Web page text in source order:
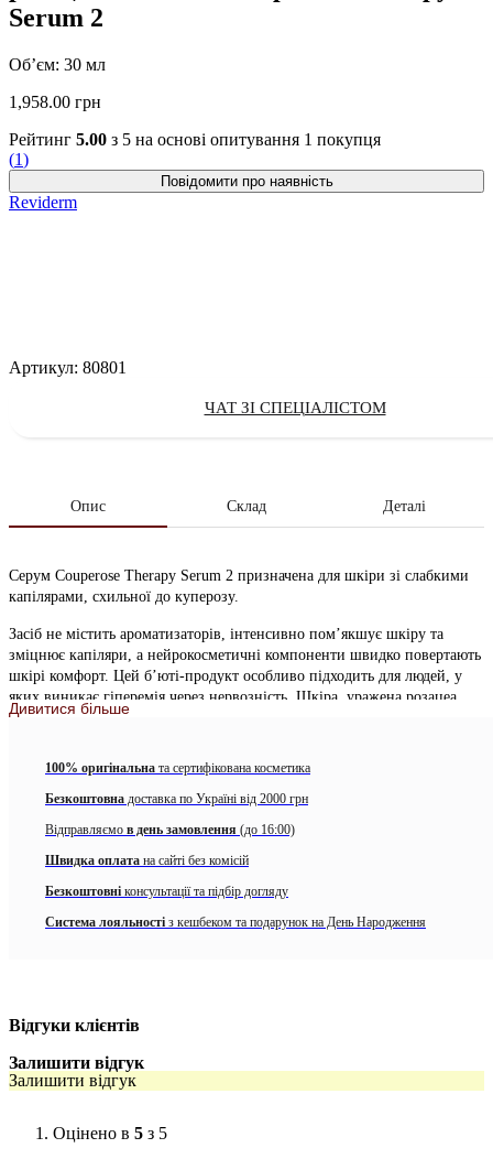
Serum 2
Об’єм: 30 мл
1,958.00 грн
Рейтинг 5.00 з 5 на основі опитування 1 покупця
(1)
Reviderm
Артикул: 80801
ЧАТ ЗІ СПЕЦІАЛІСТОМ
Опис Склад Деталі
Серум Couperose Therapy Serum 2 призначена для шкіри зі слабкими
капілярами, схильної до куперозу.
Засіб не містить ароматизаторів, інтенсивно пом’якшує шкіру та
зміцнює капіляри, а нейрокосметичні компоненти швидко повертають
шкірі комфорт. Цей б’юті-продукт особливо підходить для людей, у
яких виникає гіперемія через нервозність. Шкіра, уражена розацеа,
показує підвищений рівень концентрації судинних факторів росту, що
інгредієнт VEGFstop пригнічує гіперактивність судинних факторів
росту. Це допомагає стабілізувати колір обличчя та зменшити видиме
почервоніння. Нейрокосметичний антистресовий інгредієнт (екстракт
насіння тропічної рослини “дикий індиго”) знижує дискомфорт та
(олігопроантоціаніди) є сильним нейтралізатором вільних радикалів з
антиоксидантним та судинностабілізуючим ефектом, який зміцнює
інтенсивний результат із чудовою сумісністю зі шкірою.
почервоніння.
Зменшує кількість видимих судин та вирівнює рельєф
шкірного покриву.
шкіри.
Дивитися більше
100% оригінальна та сертифікована косметика
Безкоштовна доставка по Україні від 2000 грн
Відправляємо в день замовлення (до 16:00)
Швидка оплата на сайті без комісій
Безкоштовні консультації та підбір догляду
Система лояльності з кешбеком та подарунок на День Народження
Відгуки клієнтів
Залишити відгук
Залишити відгук
Оцінено в 5 з 5